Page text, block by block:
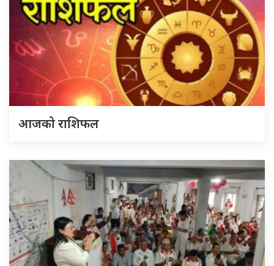
आजको राशिफल